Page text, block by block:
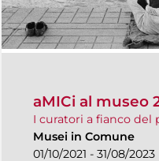
aMICi al museo
I curatori a fianco del
Musei in Comune
01/10/2021 - 31/08/2023